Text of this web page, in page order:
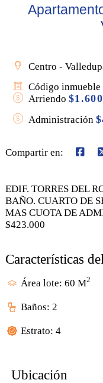
Centro -
Código inmueble
Arriendo
Administración
Compartir en:
EDIF. TORRES DEL
BAÑO. CUARTO DE
MAS CUOTA DE
$423.000
Características
Área lote: 60 M2
Baños: 2
Estrato: 4
Ubicación